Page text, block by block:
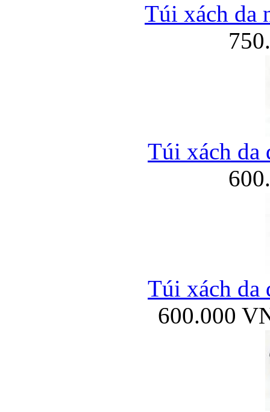
Túi xách da
Túi xách da
Túi xách da
600.000